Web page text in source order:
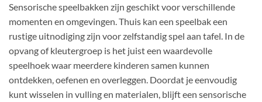
Sensorische speelbakken zijn geschikt voor verschillende
momenten en omgevingen. Thuis kan een speelbak een
rustige uitnodiging zijn voor zelfstandig spel aan tafel. In de
opvang of kleutergroep is het juist een waardevolle
speelhoek waar meerdere kinderen samen kunnen
ontdekken, oefenen en overleggen. Doordat je eenvoudig
kunt wisselen in vulling en materialen, blijft een sensorische